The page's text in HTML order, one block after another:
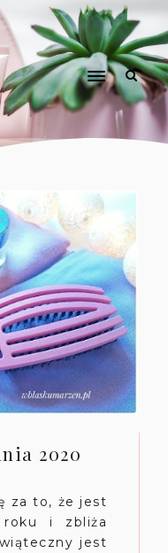
2020
to, że jest
roku i zbliża
jest